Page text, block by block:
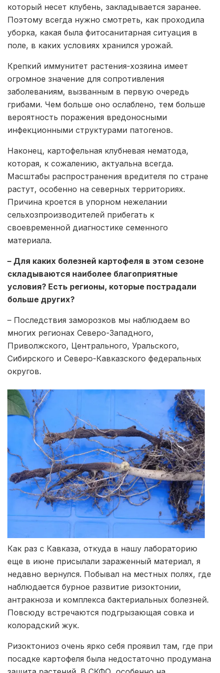
который несет клубень, закладывается заранее.
Поэтому всегда нужно смотреть, как проходила
уборка, какая была фитосанитарная ситуация в
поле, в каких условиях хранился урожай.
Крепкий иммунитет растения-хозяина имеет
огромное значение для сопротивления
заболеваниям, вызванным в первую очередь
грибами. Чем больше оно ослаблено, тем больше
вероятность поражения вредоносными
инфекционными структурами патогенов.
Наконец, картофельная клубневая нематода,
которая, к сожалению, актуальна всегда.
Масштабы распространения вредителя по стране
растут, особенно на северных территориях.
Причина кроется в упорном нежелании
сельхозпроизводителей прибегать к
своевременной диагностике семенного
материала.
– Для каких болезней картофеля в этом сезоне
складываются наиболее благоприятные
условия? Есть регионы, которые пострадали
больше других?
– Последствия заморозков мы наблюдаем во
многих регионах Северо-Западного,
Приволжского, Центрального, Уральского,
Сибирского и Северо-Кавказского федеральных
округов.
Как раз с Кавказа, откуда в нашу лабораторию
еще в июне присылали зараженный материал, я
недавно вернулся. Побывал на местных полях, где
наблюдается бурное развитие ризоктонии,
антракноза и комплекса бактериальных болезней.
Повсюду встречаются подгрызающая совка и
колорадский жук.
Ризоктониоз очень ярко себя проявил там, где при
посадке картофеля была недостаточно продумана